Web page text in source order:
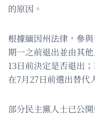
的原因。
根據緬因州法律，參
期一之前退出並由其
13日前決定是否退出
在7月27日前選出替代
部分民主黨人士已公